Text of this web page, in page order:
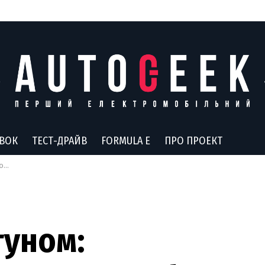
ТЕСТ-ДРАЙВ FORMULA E ПРО ПРОЕКТ